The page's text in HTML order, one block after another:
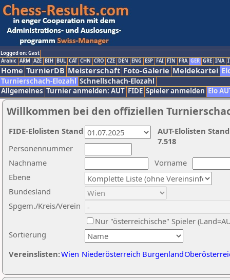
Logged on: Gast
Arabic ARM AZE BIH BUL CAT CHN CRO CZE DEN ENG ESP FAI FIN FRA GER GRE INA
Home TurnierDB Meisterschaft Foto-Galerie Meldekartei
Turnierschach-Elozahl Schnellschach-Elozahl
Allgemeines Turnier anmelden: AUT FIDE Spieler anmelden Elo
Willkommen bei den offiziellen
Nachname
Vorname
Ebene
Sortierung
Personennummer
Bundesland
Spgem./Kreis/Verein
Nur "österreichische" Spieler
Vereinslisten:Wien Niederösterreich Burgenland
AUT-Elolisten
7.518
FIDE-Elolisten Stand